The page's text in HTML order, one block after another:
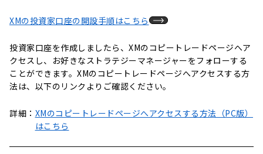
XMの投資家口座の開設手順はこちら
投資家口座を作成しましたら、XMのコピートレードページへア
クセスし、お好きなストラテジーマネージャーをフォローする
ことができます。XMのコピートレードページへアクセスする方
法は、以下のリンクよりご確認ください。
詳細： XMのコピートレードページへアクセスする方法（PC版）
はこちら